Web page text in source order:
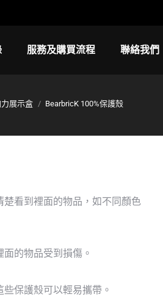
服務及購買流程 聯絡我們
here:
展示盒 BearbricK 100%保護殼
楚看到裡面的物品，如不同顏色
的物品受到損傷。
些保護殼可以輕易攜帶。